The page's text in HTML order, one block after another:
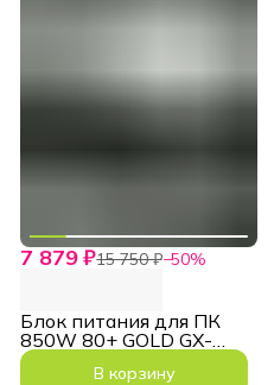
7 879 ₽15 750 ₽−50%
Блок питания для ПК
850W 80+ GOLD GX-
850G PRO ATX3.1
В корзину